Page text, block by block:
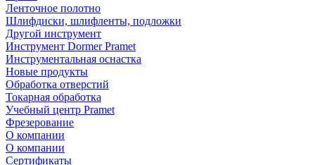
Ленточное полотно
Шлифдиски, шлифленты, подложки
Другой инструмент
Инструмент Dormer Pramet
Инструментальная оснастка
Новые продукты
Обработка отверстий
Токарная обработка
Учебный центр Pramet
Фрезерование
О компании
О компании
Сертификаты